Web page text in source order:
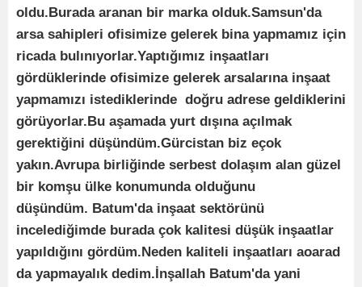
oldu.Burada aranan bir marka olduk.Samsun'da
arsa sahipleri ofisimize gelerek bina yapmamız için
ricada bulınıyorlar.Yaptığımız inşaatları
gördüklerinde ofisimize gelerek arsalarına inşaat
yapmamızı istediklerinde doğru adrese geldiklerini
görüyorlar.Bu aşamada yurt dışına açılmak
gerektiğini düşündüm.Gürcistan biz eçok
yakın.Avrupa birliğinde serbest dolaşım alan güzel
bir komşu ülke konumunda olduğunu
düşündüm. Batum'da inşaat sektörünü
incelediğimde burada çok kalitesi düşük inşaatlar
yapıldığını gördüm.Neden kaliteli inşaatları aoarad
da yapmayalık dedim.İnşallah Batum'da yani